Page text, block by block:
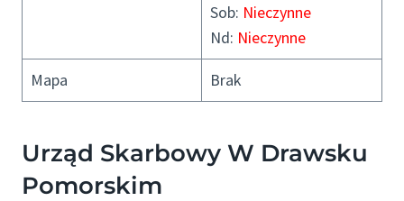
Sob: Nieczynne
Nd: Nieczynne
Mapa Brak
Urząd Skarbowy W Drawsku
Pomorskim